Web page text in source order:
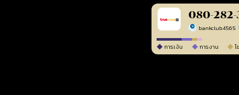
080-
bankclub4565
การเงิน การงาน